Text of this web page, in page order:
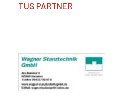
TUS PARTNER